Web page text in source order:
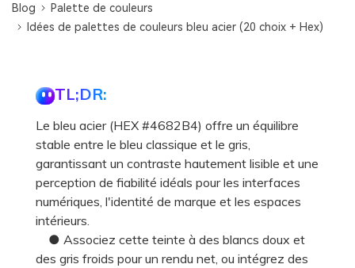
Blog
Palette de couleurs
Idées de palettes de couleurs bleu acier (20 choix + Hex)
TL;DR:
Le bleu acier (HEX #4682B4) offre un équilibre
stable entre le bleu classique et le gris,
garantissant un contraste hautement lisible et une
perception de fiabilité idéals pour les interfaces
numériques, l'identité de marque et les espaces
intérieurs.
● Associez cette teinte à des blancs doux et
des gris froids pour un rendu net, ou intégrez des